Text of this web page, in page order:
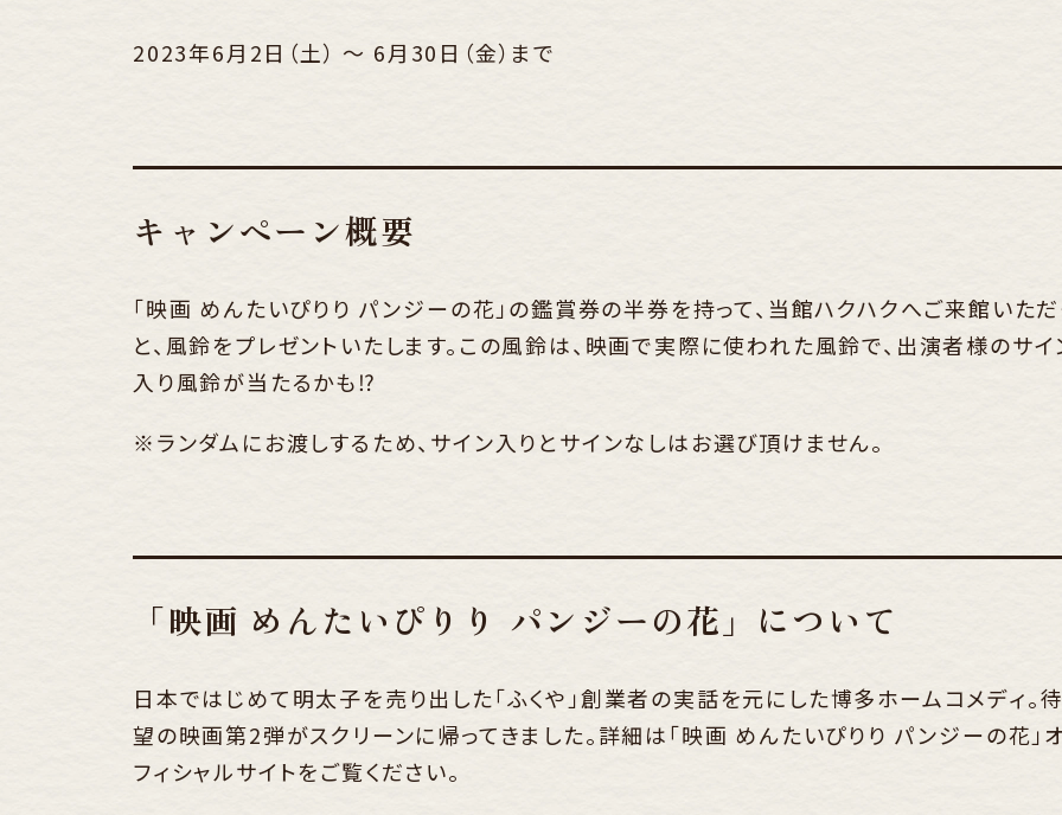
2023年6月2日（土） ～ 6月30日（金）まで
キャンペーン概要
「映画 めんたいぴりり パンジーの花」の鑑賞券の半券を持って、当館ハクハクへご来館いただ
と、風鈴をプレゼントいたします。この風鈴は、映画で実際に使われた風鈴で、出演者様のサイ
入り風鈴が当たるかも⁉
※ランダムにお渡しするため、サイン入りとサインなしはお選び頂けません。
「映画 めんたいぴりり パンジーの花」について
日本ではじめて明太子を売り出した「ふくや」創業者の実話を元にした博多ホームコメディ。
望の映画第2弾がスクリーンに帰ってきました。詳細は「映画 めんたいぴりり パンジーの花」
フィシャルサイトをご覧ください。